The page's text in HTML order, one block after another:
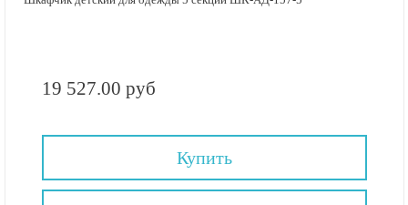
19 527.00 руб
Купить